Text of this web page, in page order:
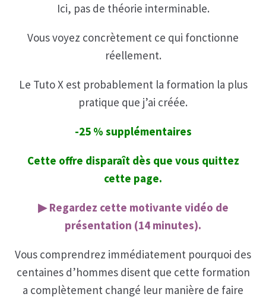
Ici, pas de théorie interminable.
Vous voyez concrètement ce qui fonctionne
réellement.
Le Tuto X est probablement la formation la plus
pratique que j’ai créée.
-25 % supplémentaires
Cette offre disparaît dès que vous quittez
cette page.
▶ Regardez cette motivante vidéo de
présentation (14 minutes).
Vous comprendrez immédiatement pourquoi des
centaines d’hommes disent que cette formation
a complètement changé leur manière de faire